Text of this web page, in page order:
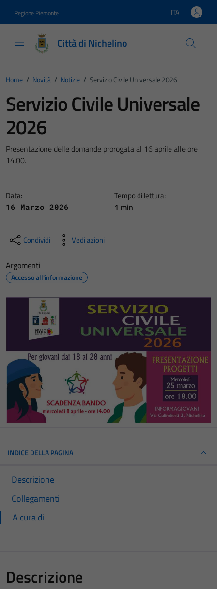
Regione Piemonte Lingua attiva:
ITA
Città di Nichelino
Home / Novità / Notizie / Servizio Civile Universale 2026
Servizio Civile Universale
2026
Presentazione delle domande prorogata al 16 aprile alle ore
14,00.
Data:
16 Marzo 2026
Tempo di lettura:
1 min
Condividi Vedi azioni
Argomenti
Accesso all'informazione
INDICE DELLA PAGINA
Descrizione
Collegamenti
A cura di
Descrizione